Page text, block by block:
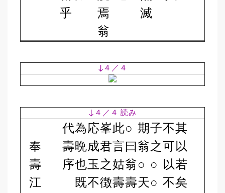
乎
焉
翁
滅
↓４／４
↓４／４ 読み
奉
壽
江
代
壽
序
為
晩
也
既
応
成
玉
不
峯
君
之
徴
此
言
姑
壽
○
曰
翁
壽
期
翁
○
天
子
之
○
○
不
可
以
不
其
以
若
矣